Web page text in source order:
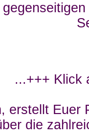
...+++ Klick
erstellt Euer
die